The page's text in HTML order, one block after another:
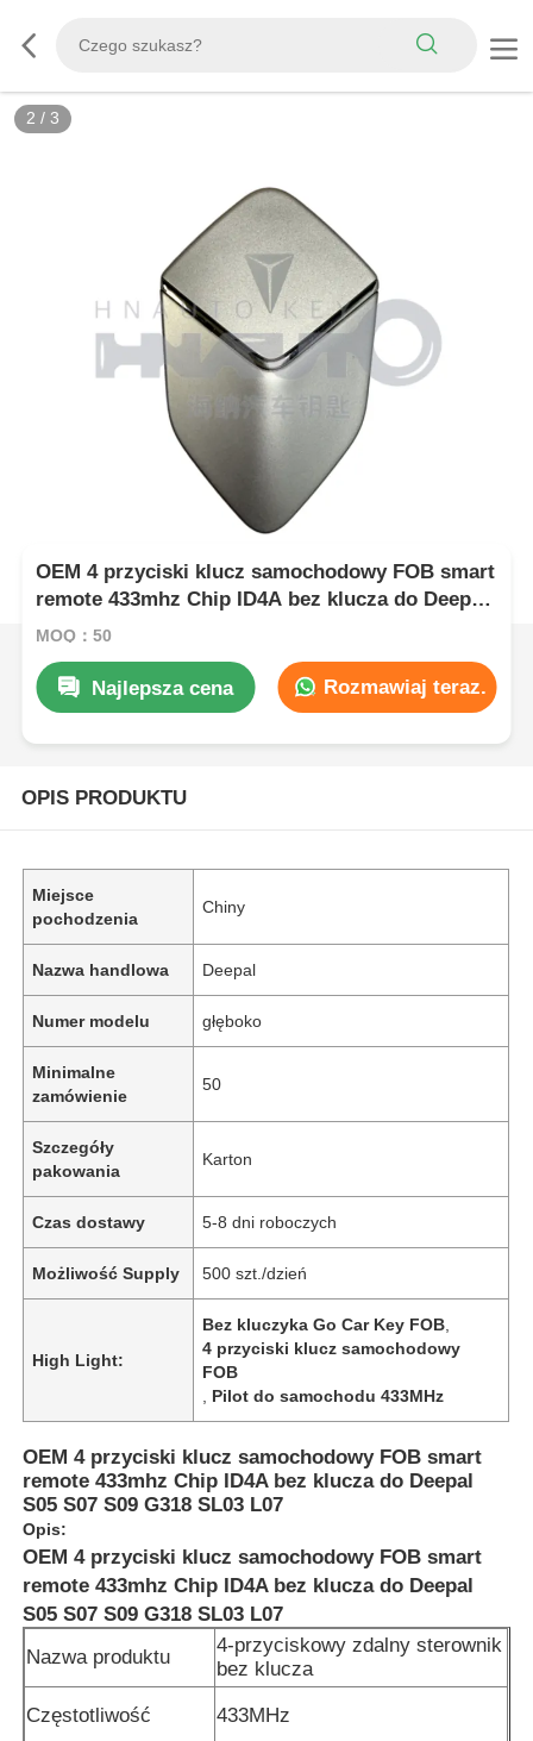
2 / 3
OEM 4 przyciski klucz samochodowy FOB smart
remote 433mhz Chip ID4A bez klucza do Deepal
S05 S07 S09 G318 SL03 L07
MOQ：50
Najlepsza cena Rozmawiaj teraz.
OPIS PRODUKTU
Miejsce
pochodzenia
Chiny
Nazwa handlowa Deepal
Numer modelu głęboko
Minimalne
zamówienie
50
Szczegóły
pakowania
Karton
Czas dostawy 5-8 dni roboczych
Możliwość Supply 500 szt./dzień
High Light:
Bez kluczyka Go Car Key FOB
4 przyciski klucz samochodowy
FOB
Pilot do samochodu 433MHz
OEM 4 przyciski klucz samochodowy FOB smart
remote 433mhz Chip ID4A bez klucza do Deepal
S05 S07 S09 G318 SL03 L07
Opis:
OEM 4 przyciski klucz samochodowy FOB smart
remote 433mhz Chip ID4A bez klucza do Deepal
S05 S07 S09 G318 SL03 L07
Nazwa produktu
4-przyciskowy zdalny sterownik
bez klucza
Częstotliwość 433MHz